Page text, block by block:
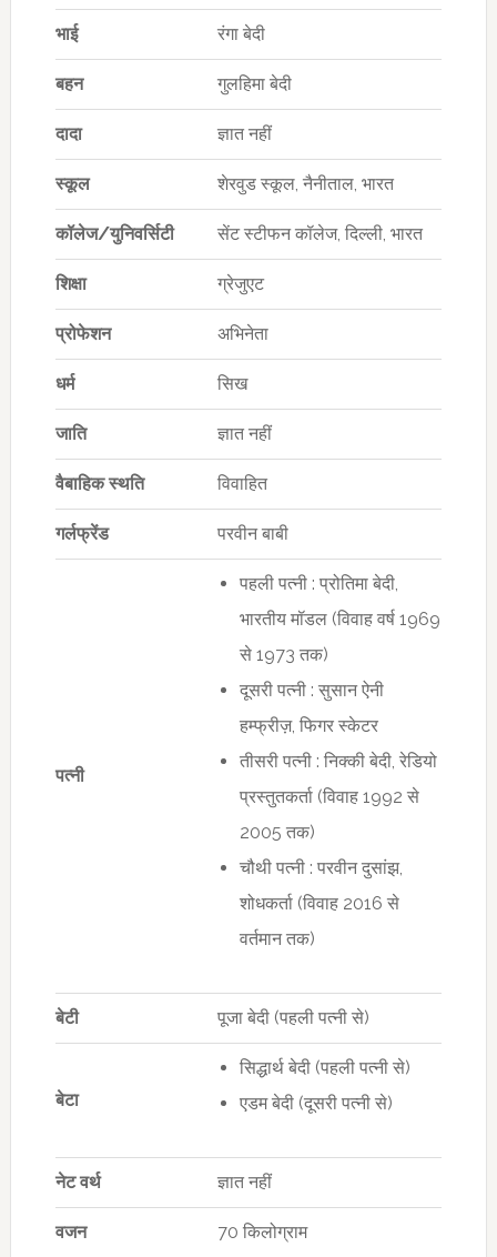
भाई रंगा बेदी
बहन गुलहिमा बेदी
दादा ज्ञात नहीं
स्कूल शेरवुड स्कूल, नैनीताल, भारत
कॉलेज/युनिवर्सिटी सेंट स्टीफन कॉलेज, दिल्ली, भारत
शिक्षा ग्रेजुएट
प्रोफेशन अभिनेता
धर्म सिख
जाति ज्ञात नहीं
वैबाहिक स्थति विवाहित
गर्लफ्रेंड परवीन बाबी
पत्नी
पहली पत्नी : प्रोतिमा बेदी,
भारतीय मॉडल (विवाह वर्ष 1969
से 1973 तक)
दूसरी पत्नी : सुसान ऐनी
हम्फ्रीज़, फिगर स्केटर
तीसरी पत्नी : निक्की बेदी, रेडियो
प्रस्तुतकर्ता (विवाह 1992 से
2005 तक)
चौथी पत्नी : परवीन दुसांझ,
शोधकर्ता (विवाह 2016 से
वर्तमान तक)
बेटी पूजा बेदी (पहली पत्नी से)
बेटा
सिद्धार्थ बेदी (पहली पत्नी से)
एडम बेदी (दूसरी पत्नी से)
नेट वर्थ ज्ञात नहीं
वजन 70 किलोग्राम